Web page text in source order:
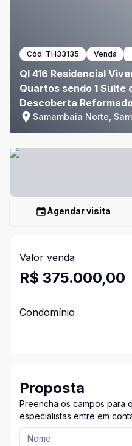
Cód: TH33135 Venda
QI 416 Residencial
Quartos sendo 1 Suíte
Descoberta
Samambaia Norte,
Agendar visita
Valor venda
R$ 375.000,00
Condomínio
Proposta
Preencha os campos para
especialistas entre em